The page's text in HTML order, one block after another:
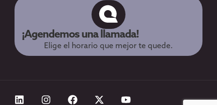
¡Agendemos una llamada!
Elige el horario que mejor te quede.